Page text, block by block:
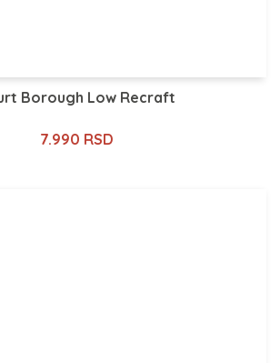
Borough Low Recraft
7.990 RSD